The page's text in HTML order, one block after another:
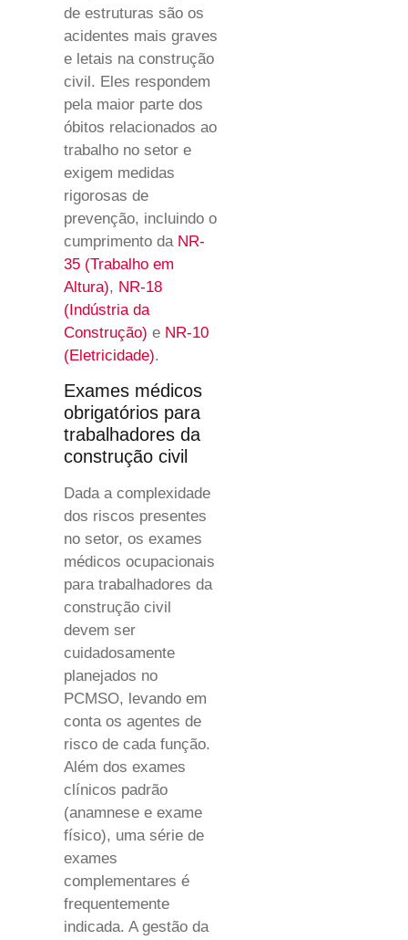
de estruturas são os
acidentes mais graves
e letais na construção
civil. Eles respondem
pela maior parte dos
óbitos relacionados ao
trabalho no setor e
exigem medidas
rigorosas de
prevenção, incluindo o
cumprimento da NR-
35 (Trabalho em
Altura), NR-18
(Indústria da
Construção) e NR-10
(Eletricidade).
Exames médicos
obrigatórios para
trabalhadores da
construção civil
Dada a complexidade
dos riscos presentes
no setor, os exames
médicos ocupacionais
para trabalhadores da
construção civil
devem ser
cuidadosamente
planejados no
PCMSO, levando em
conta os agentes de
risco de cada função.
Além dos exames
clínicos padrão
(anamnese e exame
físico), uma série de
exames
complementares é
frequentemente
indicada. A gestão da